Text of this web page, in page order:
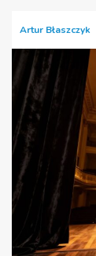
Artur Błaszczyk